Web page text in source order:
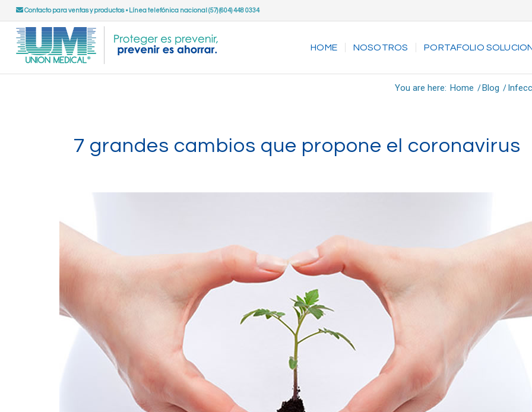
Contacto para ventas y productos• Línea telefónica nacional (57) (604) 448 0334
HOME NOSOTROS PORTAFOLIO
You are here: Home /Blog /
7 grandes cambios que propone el coronavirus